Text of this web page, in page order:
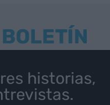
historias,